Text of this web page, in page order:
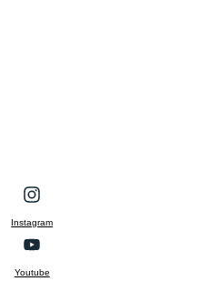
Instagram
Youtube